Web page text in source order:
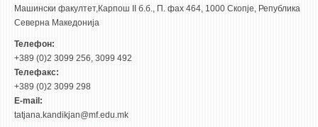
АНКЕТИ И САМОЕВАЛУАЦИИ
ЗАВРШНИ СМЕТКИ
ТЕЛЕФОНСКИ ИМЕНИК
ALUMNI MFS
ИЗВЕСТУВАЊА
Машински факултет,Карпош II б.б., П. фах 464, 1000 Скопје, Република
Северна Македонија
Телефон:
+389 (0)2 3099 256, 3099 492
Телефакс:
+389 (0)2 3099 298
E-mail:
tatjana.kandikjan@mf.edu.mk